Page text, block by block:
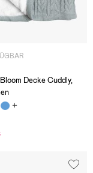
Decke Cuddly,